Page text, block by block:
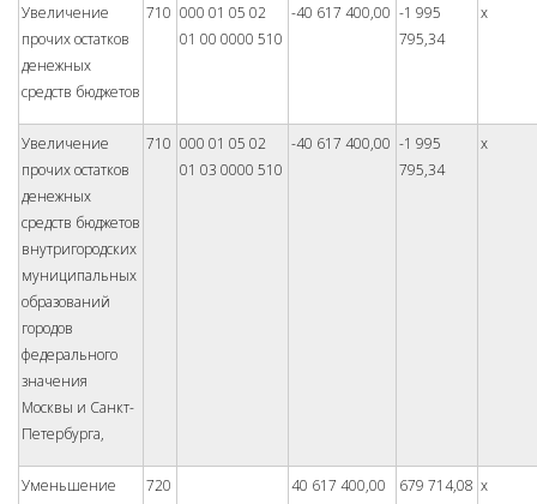
Увеличение
прочих остатков
денежных
средств бюджетов
710 000 01 05 02
01 00 0000 510
-40 617 400,00 -1 995
795,34
x
Увеличение
прочих остатков
денежных
средств бюджетов
внутригородских
муниципальных
образований
городов
федерального
значения
Москвы и Санкт-
Петербурга,
710 000 01 05 02
01 03 0000 510
-40 617 400,00 -1 995
795,34
x
Уменьшение
720 40 617 400,00 679 714,08 x